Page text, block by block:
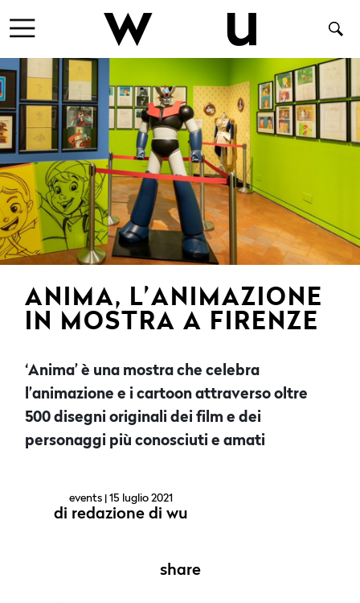
ANIMA, L’ANIMAZIONE
IN MOSTRA A FIRENZE
‘Anima’ è una mostra che celebra
l’animazione e i cartoon attraverso oltre
500 disegni originali dei film e dei
personaggi più conosciuti e amati
events | 15 luglio 2021
di redazione di wu
share